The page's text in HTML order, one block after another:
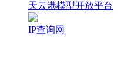
天云港模型开放平台
IP查询网